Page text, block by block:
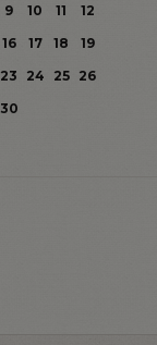
9 10 11
12
16 17 18
19
23 24 25
26
30